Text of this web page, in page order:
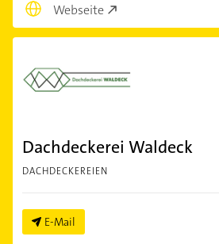
Webseite
Dachdeckerei Waldeck
DACHDECKEREIEN
E-Mail